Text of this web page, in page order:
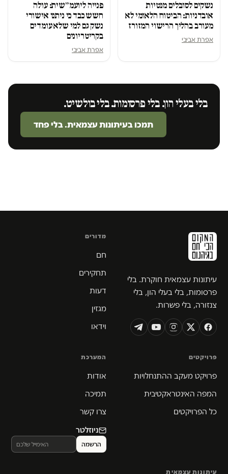
נשקים לסובלים מנטיות
אובדניות: הביטוח הלאומי לא
מעורב בהליך הרישוי המזורז
אפרת אביבי
פנייה ליועמ״שית: עולה
חשש כבד כי ניתנו אישורי
נשק גם למי שלא עומדים
בקריטריונים
אפרת אביבי
בלי בעלי הון. בלי פרסומות. בלי בולשיט.
תמכו בעיתונות עצמאית. בלי פחד
עיתונות עצמאית חוקרת. בלי
פרסומות, בלי בעלי הון, בלי
צנזורה, בלי פשרות.
מדורים
חם
תחקירים
דעות
מגזין
וידאו
פרויקטים
פרויקט מעקב ההתנחלויות
המפה האינטראקטיבית
כל הפרויקטים
המערכת
אודות
תמיכה
צרו קשר
ניוזלטר
עיתונות עצמאית